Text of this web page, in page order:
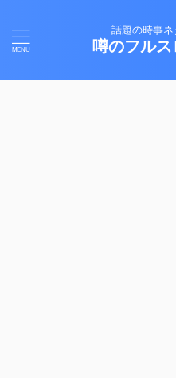
話題の時事ネ
噂のフル